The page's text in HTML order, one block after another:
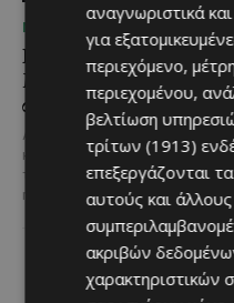
ΜΈΝΟΥΜΕ ΚΎΠΡΟ
Βραδινή πεζοπορία στον
Μαχαιρά με τον σκύλο
σου και θέα τις
Αν αγαπάς τις βόλτες στη φύση
και δεν αποχωρίζεσαι ποτέ τον
τετράποδο φίλο σου, τότε αυτή
η εμπειρία...
αναγνωριστικά
για
περιεχόμενο,
περιεχομένου,
βελτίωση
τρίτων (1913)
επεξεργάζονται
αυτούς και
ακριβών
χαρακτηριστικών